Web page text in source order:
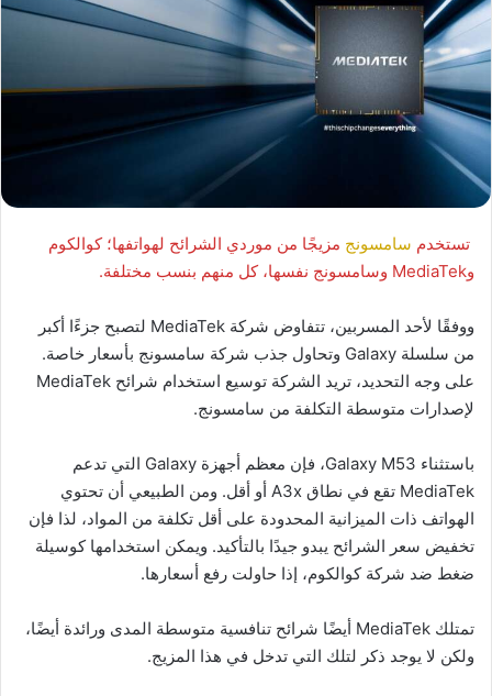
تستخدم سامسونج مزيجًا من موردي الشرائح لهواتفها؛ كوالكوم
وMediaTek وسامسونج نفسها، كل منهم بنسب مختلفة.
ووفقًا لأحد المسربين، تتفاوض شركة MediaTek لتصبح جزءًا أكبر
من سلسلة Galaxy وتحاول جذب شركة سامسونج بأسعار خاصة.
على وجه التحديد، تريد الشركة توسيع استخدام شرائح MediaTek
لإصدارات متوسطة التكلفة من سامسونج.
باستثناء Galaxy M53، فإن معظم أجهزة Galaxy التي تدعم
MediaTek تقع في نطاق A3x أو أقل. ومن الطبيعي أن تحتوي
الهواتف ذات الميزانية المحدودة على أقل تكلفة من المواد، لذا فإن
تخفيض سعر الشرائح يبدو جيدًا بالتأكيد. ويمكن استخدامها كوسيلة
ضغط ضد شركة كوالكوم، إذا حاولت رفع أسعارها.
تمتلك MediaTek أيضًا شرائح تنافسية متوسطة المدى ورائدة أيضًا،
ولكن لا يوجد ذكر لتلك التي تدخل في هذا المزيج.